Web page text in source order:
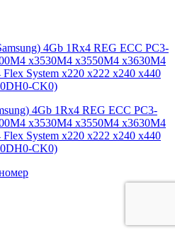
4Gb 1Rx4 REG ECC PC3-
x3530M4 x3550M4 x3630M4
System x220 x222 x240 x440
CK0)